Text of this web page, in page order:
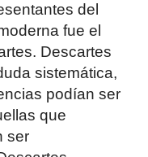
del
fue el
Descartes
sistemática,
podían ser
que
ser